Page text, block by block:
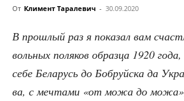
От Климент Таралевич - 30.09.2020
В про­шлый раз я пока­зал вам
воль­ных поля­ков образ­ца 1920
себе Бела­русь до Боб­руй­ска да
ва, с меч­та­ми «от можа до